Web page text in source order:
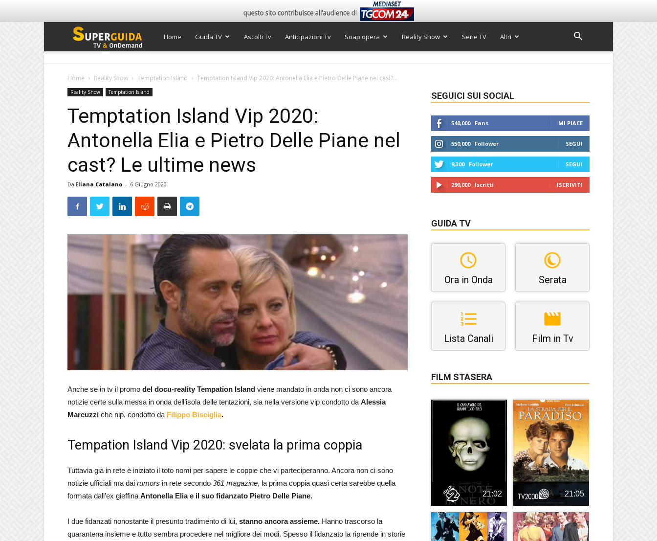
Super
Home Guida TV Ascolti Tv Anticipazioni Tv Soap opera Reality Show Serie TV Altri
Home Reality Show Temptation Island Temptation Island Vip 2020: Antonella Elia e Pietro Delle Piane nel cast?...
Reality Show Temptation Island
Temptation Island Vip 2020:
Antonella Elia e Pietro Delle Piane nel
cast? Le ultime news
Da Eliana Catalano - 6 Giugno 2020
Anche se in tv il promo del docu-reality Tempation Island viene mandato in onda non ci sono ancora
notizie certe sulla messa in onda dell’isola delle tentazioni, sia nella versione vip condotto da Alessia
Marcuzzi che nip, condotto da Filippo Bisciglia.
Tempation Island Vip 2020: svelata la prima coppia
Tuttavia già in rete è iniziato il toto nomi per sapere le coppie che vi parteciperanno. Ancora non ci sono
notizie ufficiali ma dai rumors in rete secondo 361 magazine, la prima coppia quasi certa sarebbe quella
formata dall’ex gieffina Antonella Elia e il suo fidanzato Pietro Delle Piane.
I due fidanzati nonostante il presunto tradimento di lui, stanno ancora assieme. Hanno trascorso la
quarantena insieme e tutto sembra procedere nel migliore dei modi. Spesso il fidanzato la riprende in storie
SEGUICI SUI SOCIAL
540,000 Fans MI PIACE
550,000 Follower SEGUI
9,300 Follower SEGUI
290,000 Iscritti ISCRIVITI
GUIDA TV
Ora in Onda Serata
Lista Canali Film in Tv
FILM STASERA
21:02 21:05